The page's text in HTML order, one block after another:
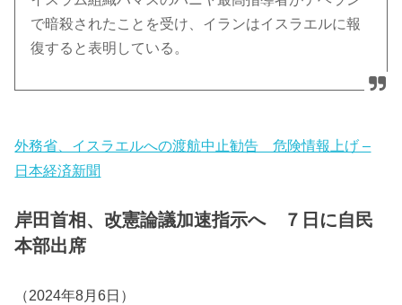
で暗殺されたことを受け、イランはイスラエルに報
復すると表明している。
外務省、イスラエルへの渡航中止勧告 危険情報上げ –
日本経済新聞
岸田首相、改憲論議加速指示へ ７日に自民
本部出席
（2024年8月6日）